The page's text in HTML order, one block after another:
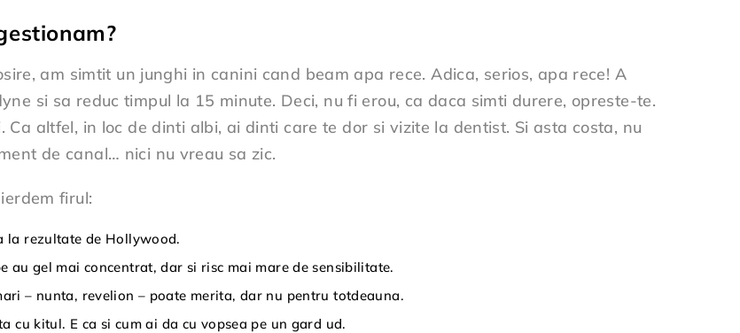
am simtit un junghi in canini cand beam apa rece. Adica, serios, apa rece! A
si sa reduc timpul la 15 minute. Deci, nu fi erou, ca daca simti durere, opreste-te.
altfel, in loc de dinti albi, ai dinti care te dor si vizite la dentist. Si asta costa, nu
de canal… nici nu vreau sa zic.
firul:
la rezultate de Hollywood.
gel mai concentrat, dar si risc mai mare de sensibilitate.
– nunta, revelion – poate merita, dar nu pentru totdeauna.
cu kitul. E ca si cum ai da cu vopsea pe un gard ud.